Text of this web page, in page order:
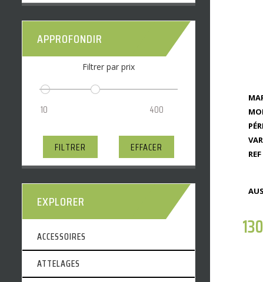
REF
APPROFONDIR
Filtrer par prix
FILTRER EFFACER
EXPLORER
ACCESSOIRES
ATTELAGES